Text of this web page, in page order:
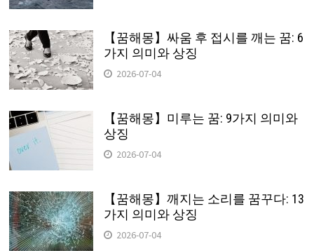
【꿈해몽】싸움 후 접시를 깨는 꿈: 6
가지 의미와 상징
2026-07-04
【꿈해몽】미루는 꿈: 9가지 의미와
상징
2026-07-04
【꿈해몽】깨지는 소리를 꿈꾸다: 13
가지 의미와 상징
2026-07-04